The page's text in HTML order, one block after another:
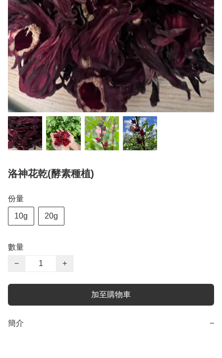
洛神花乾(酵素種植)
份量
10g 20g
數量
−
+
加至購物車
簡介 −